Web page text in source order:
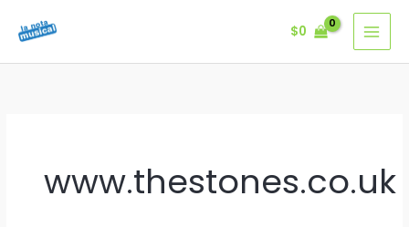
$0
www.thestones.co.uk